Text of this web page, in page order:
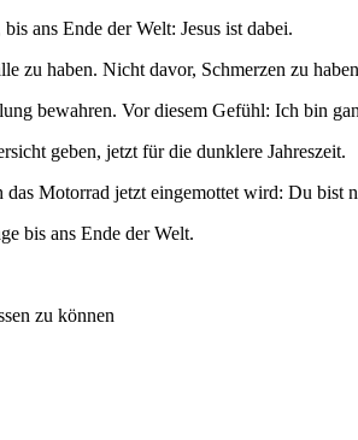
ans Ende der Welt: Jesus ist dabei.
zu haben. Nicht davor, Schmerzen zu
bewahren. Vor diesem Gefühl: Ich bin
geben, jetzt für die dunklere Jahreszeit.
Motorrad jetzt eingemottet wird: Du bist
bis ans Ende der Welt.
zu können